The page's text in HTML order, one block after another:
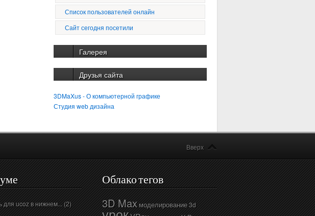
Список пользователей онлайн
Сайт сегодня посетили
Галерея
Друзья сайта
3DMaXus - О компьютерной графике
Студия web дизайна
Вверх
ucoz в нижнем... (2)
Облако тегов
3D Maxмоделирование3d